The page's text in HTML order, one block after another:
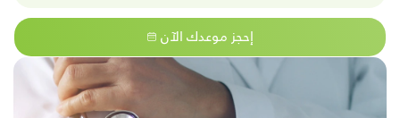
إحجز موعدك الآن